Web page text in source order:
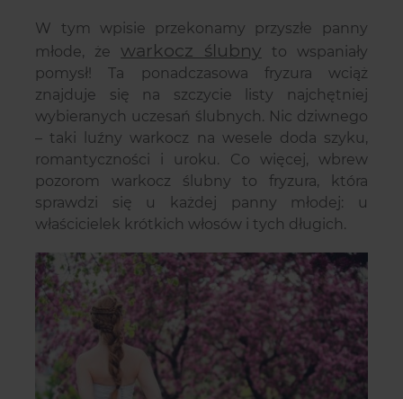
W tym wpisie przekonamy przyszłe panny
młode, żewarkocz ślubny to wspaniały
pomysł! Ta ponadczasowa fryzura wciąż
znajduje się na szczycie listy najchętniej
wybieranych uczesań ślubnych. Nic dziwnego
– taki luźny warkocz na wesele doda szyku,
romantyczności i uroku. Co więcej, wbrew
pozorom warkocz ślubny to fryzura, która
sprawdzi się u każdej panny młodej: u
właścicielek krótkich włosów i tych długich.